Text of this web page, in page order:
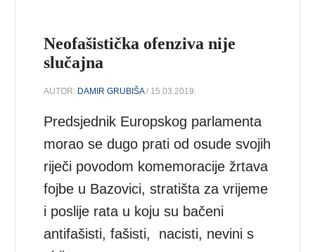
Neofašistička ofenziva nije
slučajna
AUTOR: DAMIR GRUBIŠA/ 15.03.2019.
Predsjednik Europskog parlamenta
morao se dugo prati od osude svojih
riječi povodom komemoracije žrtava
fojbe u Bazovici, stratišta za vrijeme
i poslije rata u koju su bačeni
antifašisti, fašisti, nacisti, nevini s